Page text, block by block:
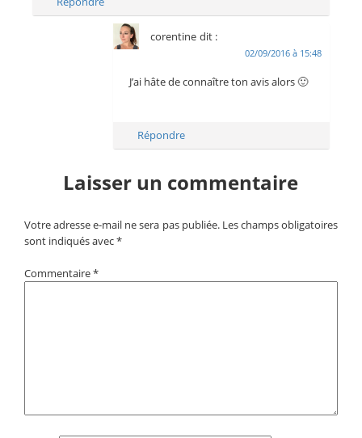
corentine dit :
02/09/2016 à 15:48
J’ai hâte de connaître ton avis alors 🙂
Répondre
Laisser un commentaire
Votre adresse e-mail ne sera pas publiée. Les champs obligatoires
sont indiqués avec*
Commentaire*